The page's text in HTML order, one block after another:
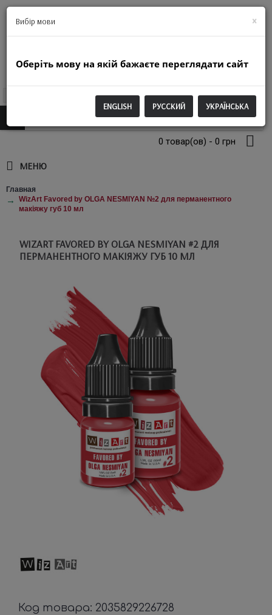
0 товар(ов) - 0 грн
МЕНЮ
Главная
WizArt Favored by OLGA NESMIYAN №2 для перманентного
макіяжу губ 10 мл
WIZART FAVORED BY OLGA NESMIYAN #2 ДЛЯ
ПЕРМАНЕНТНОГО МАКІЯЖУ ГУБ 10 МЛ
Код товара: 2035829226728
Вибір мови ×
Оберіть мову на якій бажаєте переглядати сайт
ENGLISH РУССКИЙ УКРАЇНСЬКА